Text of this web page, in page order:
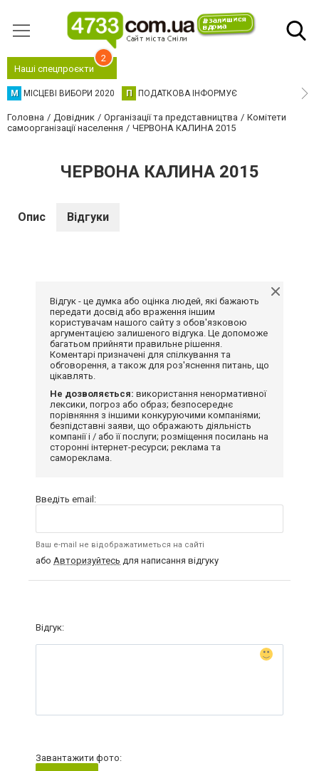
Наші спецпроєкти
2
М МІСЦЕВІ ВИБОРИ 2020 П ПОДАТКОВА ІНФОРМУЄ
Головна Довідник Організації та представництва
Комітети
самоорганізації населення
ЧЕРВОНА КАЛИНА 2015
ЧЕРВОНА КАЛИНА 2015
Опис Відгуки
Відгук - це думка або оцінка людей, які бажають
передати досвід або враження іншим
користувачам нашого сайту з обов'язковою
аргументацією залишеного відгука. Це допоможе
багатьом прийняти правильне рішення.
Коментарі призначені для спілкування та
обговорення, а також для роз'яснення питань, що
цікавлять.
Не дозволяється: використання ненормативної
лексики, погроз або образ; безпосереднє
порівняння з іншими конкуруючими компаніями;
безпідставні заяви, що ображають діяльність
компанії і / або її послуги; розміщення посилань на
сторонні інтернет-ресурси; реклама та
самореклама.
Введіть email:
Ваш e-mail не відображатиметься на сайті
або Авторизуйтесь для написання відгуку
Відгук:
Завантажити фото: